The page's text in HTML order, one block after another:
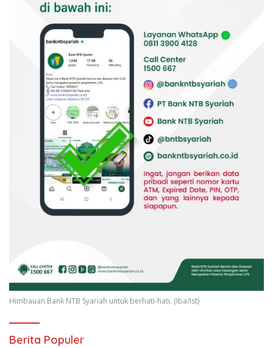
Himbauan Bank NTB Syariah untuk berhati-hati. (Iba/Ist)
Berita Populer